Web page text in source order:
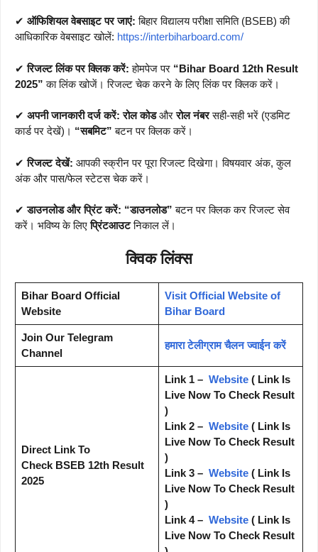
✔ ऑफिशियल वेबसाइट पर जाएं: बिहार विद्यालय परीक्षा समिति (BSEB) की
आधिकारिक वेबसाइट खोलें: https://interbiharboard.com/
✔रिजल्ट लिंक पर क्लिक करें: होमपेज पर “Bihar Board 12th Result
2025” का लिंक खोजें। रिजल्ट चेक करने के लिए लिंक पर क्लिक करें।
✔ अपनी जानकारी दर्ज करें: रोल कोडऔररोल नंबरसही-सही भरें (एडमिट
कार्ड पर देखें)। “सबमिट” बटन पर क्लिक करें।
✔रिजल्ट देखें: आपकी स्क्रीन पर पूरा रिजल्ट दिखेगा। विषयवार अंक, कुल
अंक और पास/फेल स्टेटस चेक करें।
✔डाउनलोड और प्रिंट करें: “डाउनलोड” बटन पर क्लिक कर रिजल्ट सेव
करें। भविष्य के लिएप्रिंटआउटनिकाल लें।
क्विक लिंक्स
Bihar Board Official
Website
Visit Official Website of
Bihar Board
Join Our Telegram
Channel
हमारा टेलीग्राम चैलन ज्वाईन करें
Direct Link To
Check BSEB 12th Result
2025
Link 1 – Website ( Link Is
Live Now To Check Result
)
Link 2 – Website( Link Is
Live Now To Check Result
)
Link 3 – Website( Link Is
Live Now To Check Result
)
Link 4 – Website( Link Is
Live Now To Check Result